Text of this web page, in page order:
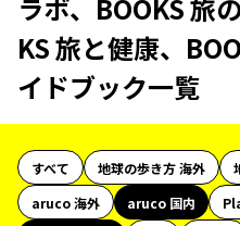
ラボ、BOOKS 旅
KS 旅と健康、
イドブック一覧
すべて 地球の歩き方 海外
aruco 海外
aruco 国内